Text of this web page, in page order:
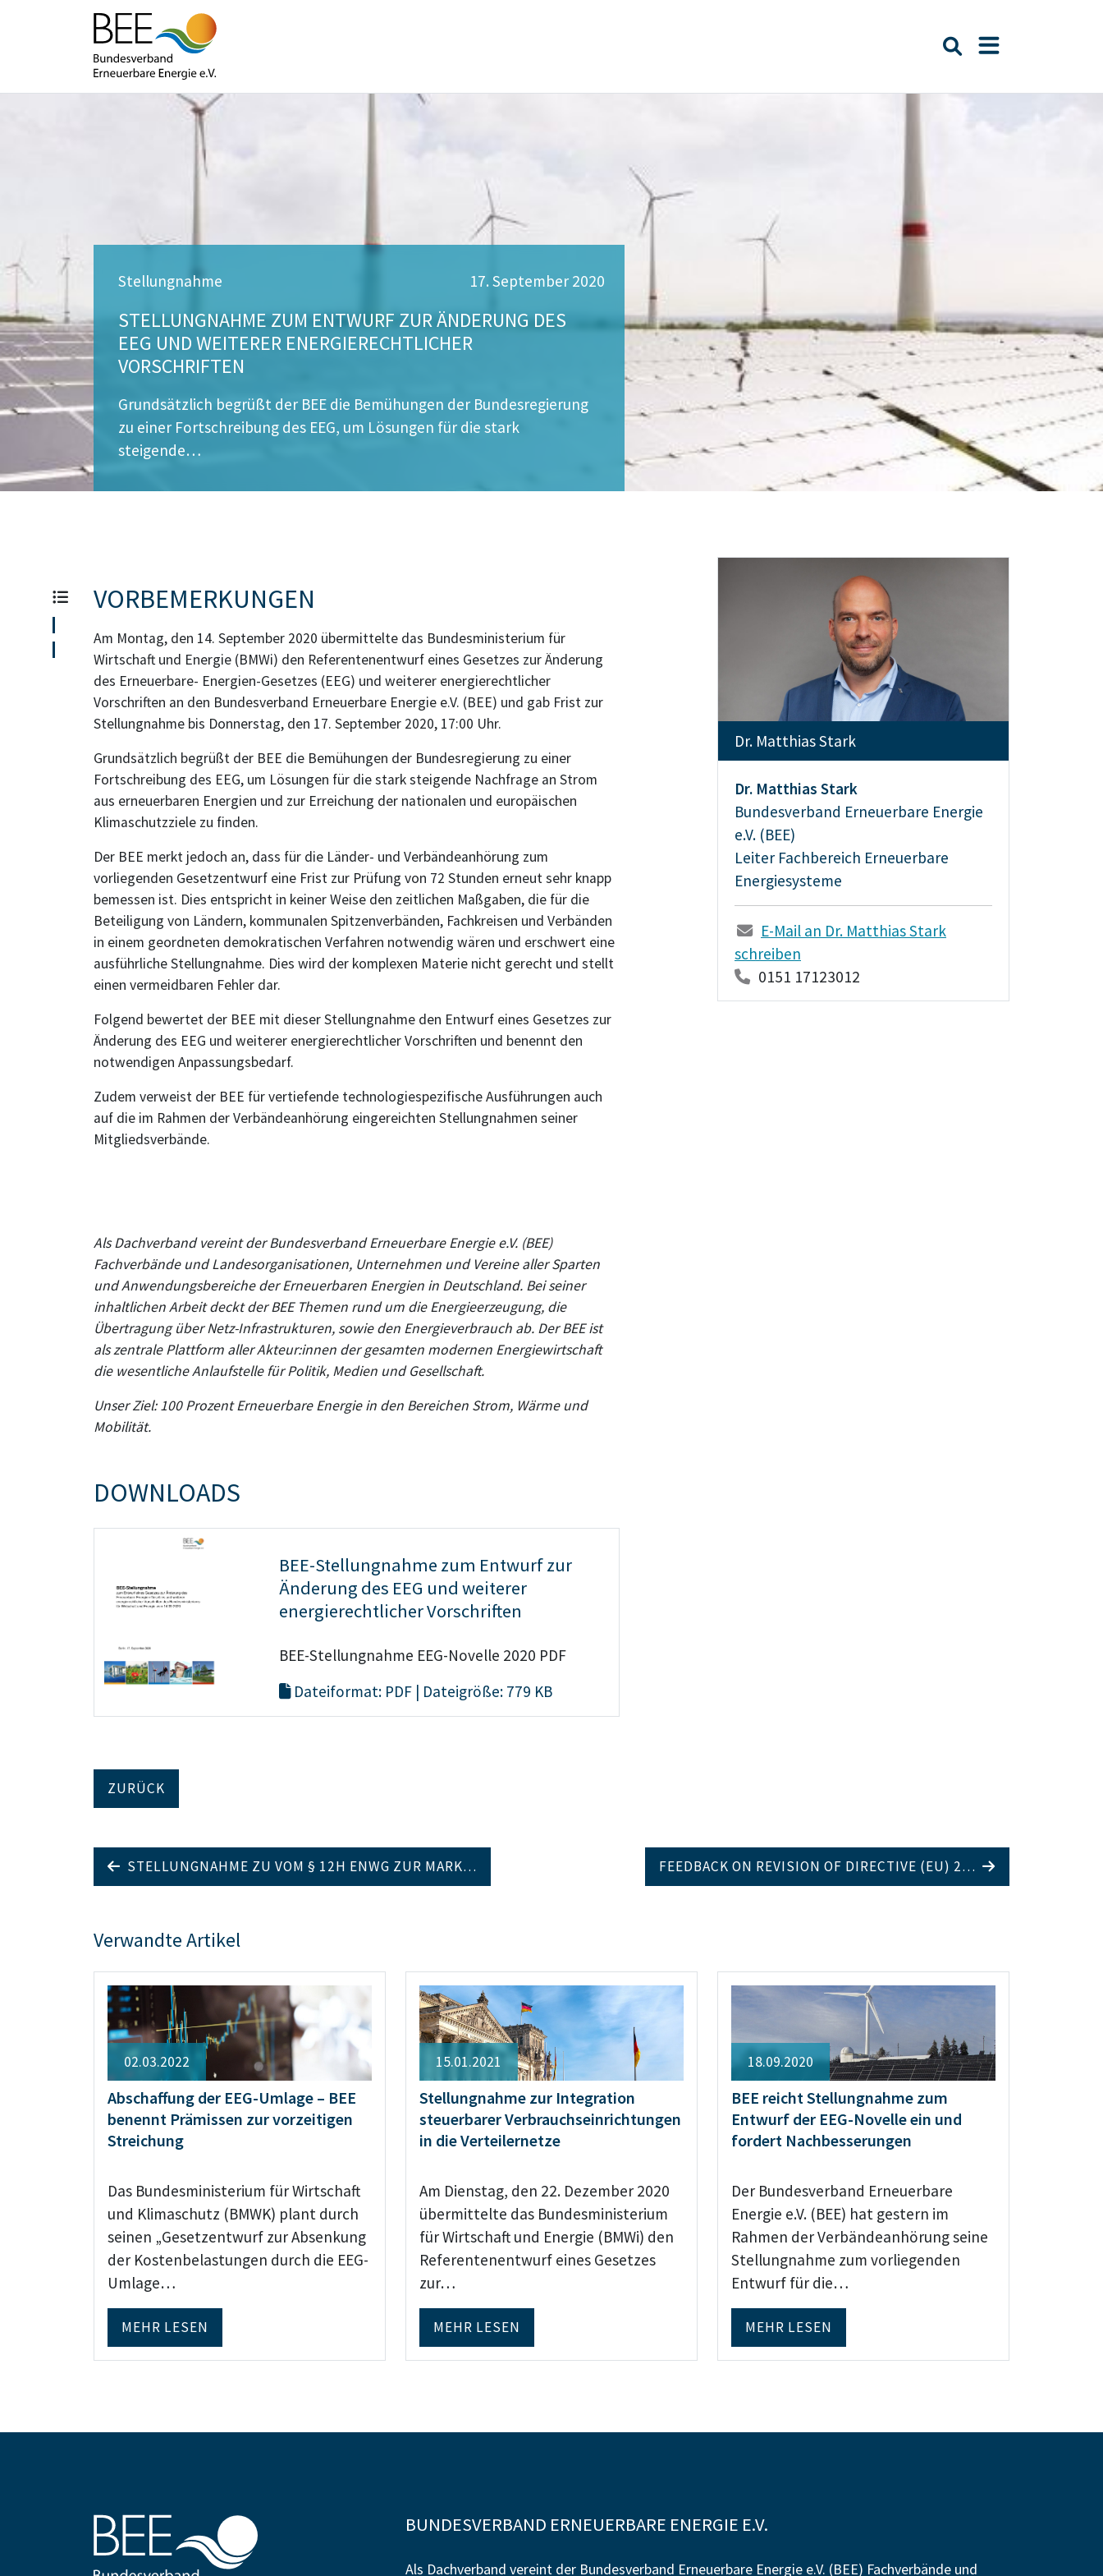
Suche öffnen
Stellungnahme
STELLUNGNAHME ZUM ENTWURF ZUR ÄNDERUNG DES
EEG UND WEITERER ENERGIERECHTLICHER
VORSCHRIFTEN
Grundsätzlich begrüßt der BEE die Bemühungen der Bundesregierung
zu einer Fortschreibung des EEG, um Lösungen für die stark
steigende…
17. September 2020
VORBEMERKUNGEN
Am Montag, den 14. September 2020 übermittelte das Bundesministerium für
Wirtschaft und Energie (BMWi) den Referentenentwurf eines Gesetzes zur Änderung
des Erneuerbare- Energien-Gesetzes (EEG) und weiterer energierechtlicher
Vorschriften an den Bundesverband Erneuerbare Energie e.V. (BEE) und gab Frist zur
Stellungnahme bis Donnerstag, den 17. September 2020, 17:00 Uhr.
Grundsätzlich begrüßt der BEE die Bemühungen der Bundesregierung zu einer
Fortschreibung des EEG, um Lösungen für die stark steigende Nachfrage an Strom
aus erneuerbaren Energien und zur Erreichung der nationalen und europäischen
Klimaschutzziele zu finden.
Der BEE merkt jedoch an, dass für die Länder- und Verbändeanhörung zum
vorliegenden Gesetzentwurf eine Frist zur Prüfung von 72 Stunden erneut sehr knapp
bemessen ist. Dies entspricht in keiner Weise den zeitlichen Maßgaben, die für die
Beteiligung von Ländern, kommunalen Spitzenverbänden, Fachkreisen und Verbänden
in einem geordneten demokratischen Verfahren notwendig wären und erschwert eine
ausführliche Stellungnahme. Dies wird der komplexen Materie nicht gerecht und stellt
einen vermeidbaren Fehler dar.
Folgend bewertet der BEE mit dieser Stellungnahme den Entwurf eines Gesetzes zur
Änderung des EEG und weiterer energierechtlicher Vorschriften und benennt den
notwendigen Anpassungsbedarf.
Zudem verweist der BEE für vertiefende technologiespezifische Ausführungen auch
auf die im Rahmen der Verbändeanhörung eingereichten Stellungnahmen seiner
Mitgliedsverbände.
Als Dachverband vereint der Bundesverband Erneuerbare Energie e.V. (BEE)
Fachverbände und Landesorganisationen, Unternehmen und Vereine aller Sparten
und Anwendungsbereiche der Erneuerbaren Energien in Deutschland. Bei seiner
inhaltlichen Arbeit deckt der BEE Themen rund um die Energieerzeugung, die
Übertragung über Netz-Infrastrukturen, sowie den Energieverbrauch ab. Der BEE ist
als zentrale Plattform aller Akteur:innen der gesamten modernen Energiewirtschaft
die wesentliche Anlaufstelle für Politik, Medien und Gesellschaft.
Unser Ziel: 100 Prozent Erneuerbare Energie in den Bereichen Strom, Wärme und
Mobilität.
DOWNLOADS
BEE-Stellungnahme zum Entwurf zur
Änderung des EEG und weiterer
energierechtlicher Vorschriften
BEE-Stellungnahme EEG-Novelle 2020 PDF
Dateiformat: PDF | Dateigröße: 779 KB
ZURÜCK
Dr. Matthias Stark
Dr. Matthias Stark
Bundesverband Erneuerbare Energie
e.V. (BEE)
Leiter Fachbereich Erneuerbare
Energiesysteme
E-Mail an Dr. Matthias Stark
schreiben
0151 17123012
STELLUNGNAHME ZU VOM § 12H ENWG ZUR MARK… FEEDBACK ON REVISION OF DIRECTIVE (EU) 2…
Verwandte Artikel
02.03.2022
Abschaffung der EEG-Umlage – BEE
benennt Prämissen zur vorzeitigen
Streichung
Das Bundesministerium für Wirtschaft
und Klimaschutz (BMWK) plant durch
seinen „Gesetzentwurf zur Absenkung
der Kostenbelastungen durch die EEG-
Umlage…
MEHR LESEN
15.01.2021
Stellungnahme zur Integration
steuerbarer Verbrauchseinrichtungen
in die Verteilernetze
Am Dienstag, den 22. Dezember 2020
übermittelte das Bundesministerium
für Wirtschaft und Energie (BMWi) den
Referentenentwurf eines Gesetzes
zur…
MEHR LESEN
18.09.2020
BEE reicht Stellungnahme zum
Entwurf der EEG-Novelle ein und
fordert Nachbesserungen
Der Bundesverband Erneuerbare
Energie e.V. (BEE) hat gestern im
Rahmen der Verbändeanhörung seine
Stellungnahme zum vorliegenden
Entwurf für die…
MEHR LESEN
BUNDESVERBAND ERNEUERBARE ENERGIE E.V.
Als Dachverband vereint der Bundesverband Erneuerbare Energie e.V. (BEE) Fachverbände und